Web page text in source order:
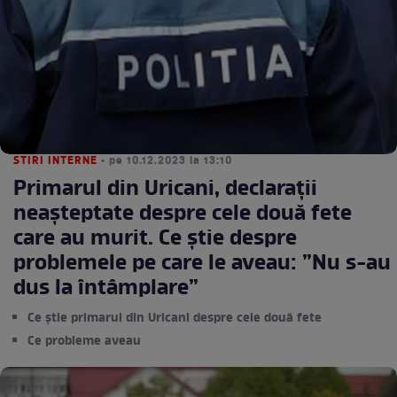
STIRI INTERNE • pe 10.12.2023 la 13:10
Primarul din Uricani, declarații
neașteptate despre cele două fete
care au murit. Ce știe despre
problemele pe care le aveau: ”Nu s-au
dus la întâmplare”
Ce știe primarul din Uricani despre cele două fete
Ce probleme aveau